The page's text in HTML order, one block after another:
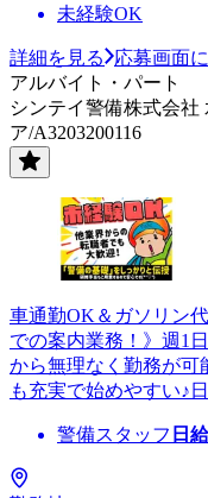
未経験OK
詳細を見る
応募画面
アルバイト・パート
シンテイ警備株式会社
ア/A3203200116
車通勤OK＆ガソリン
での案内業務！》週1
から無理なく勤務が
も充実で始めやすい♪日
警備スタッフ 日給